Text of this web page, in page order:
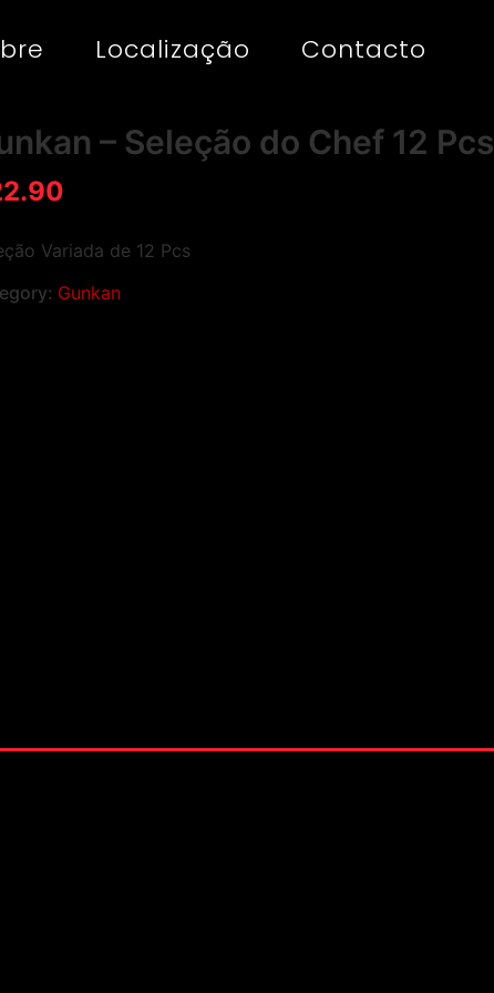
Localização Contacto
– Seleção do Chef 12 Pcs
Variada de 12 Pcs
Gunkan